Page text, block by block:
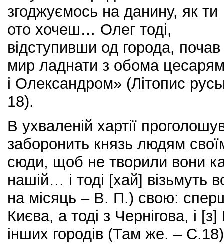
згоджуємось на данину, як ти
ото хочеш… Олег тоді,
відступивши од города, почав
мир ладнати з обома
і Олександром» (Літопис
18).
В ухваленій хартії
заборонить князь людям
сюди, щоб не творили вони
нашій… і тоді [хай] візьмуть
на місяць – В. П.) свою:
Києва, а тоді з Чернігова, і
інших городів (Там же. –